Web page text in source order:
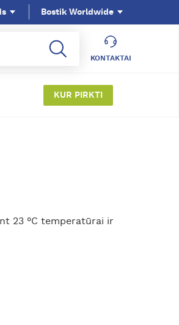
KONTAKTAI
Bostik Worldwide
KUR PIRKTI
23 °C temperatūrai ir